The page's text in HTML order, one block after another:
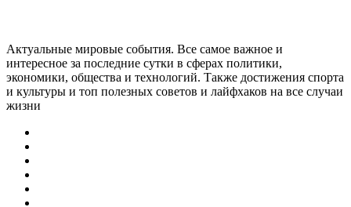
Актуальные мировые события. Все самое важное и
интересное за последние сутки в сферах политики,
экономики, общества и технологий. Также достижения спорта
и культуры и топ полезных советов и лайфхаков на все случаи
жизни